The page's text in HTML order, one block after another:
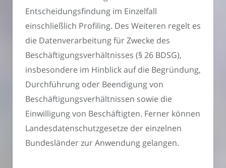
Entscheidungsfindung im Einzelfall
einschließlich Profiling. Des Weiteren regelt es
die Datenverarbeitung für Zwecke des
Beschäftigungsverhältnisses (§ 26 BDSG),
insbesondere im Hinblick auf die Begründung,
Durchführung oder Beendigung von
Beschäftigungsverhältnissen sowie die
Einwilligung von Beschäftigten. Ferner können
Landesdatenschutzgesetze der einzelnen
Bundesländer zur Anwendung gelangen.